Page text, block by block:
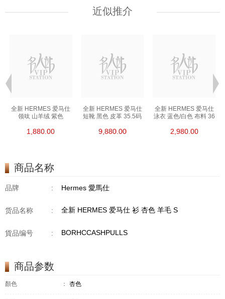
近似推介
全新 HERMES 爱马仕
领呔 山羊绒 紫色
1,880.00
全新 HERMES 爱马仕
短靴 黑色 皮革 35.5码
9,880.00
全新 HERMES 爱马仕
泳衣 蓝色/白色 布料 36
2,980.00
商品名称
品牌 : Hermes 愛馬仕
货品名称 : 全新 HERMES 爱马仕 衫 杏色 羊毛 S
貨品编号 : BORHCCASHPULLS
商品参数
顏色 ： 杏色